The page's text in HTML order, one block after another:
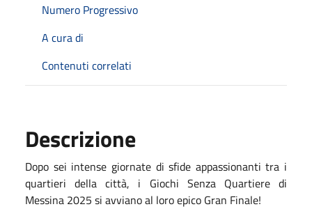
Numero Progressivo
A cura di
Contenuti correlati
Descrizione
Dopo sei intense giornate di sfide appassionanti tra i
quartieri della città, i Giochi Senza Quartiere di
Messina 2025 si avviano al loro epico Gran Finale!